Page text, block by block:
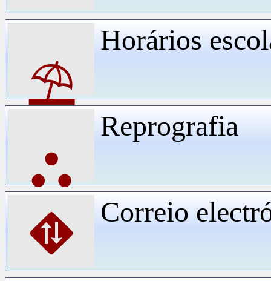
⛱
Horários
⛬
Reprografia
⛖ Correio